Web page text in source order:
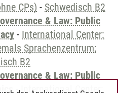
CPs) - Schwedisch B2
& Law: Public
- International Center:
Sprachenzentrum;
B2
& Law: Public
-International Center: